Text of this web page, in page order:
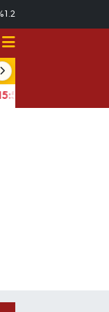
1.2
101.